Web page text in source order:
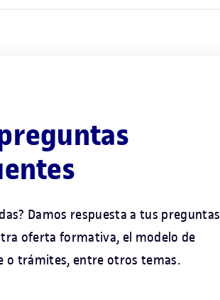
Damos respuesta a tus preguntas
oferta formativa, el modelo de
o trámites, entre otros temas.